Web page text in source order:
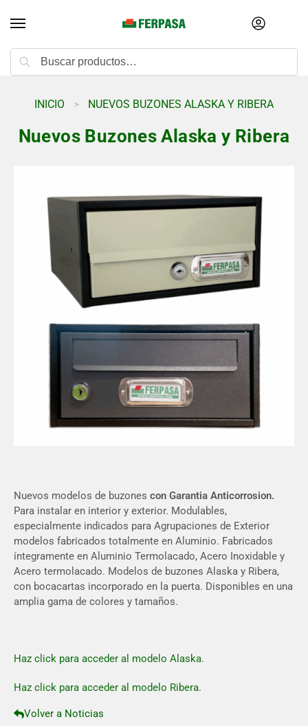
INICIO > NUEVOS BUZONES ALASKA Y RIBERA
Nuevos Buzones Alaska y Ribera
Nuevos modelos de buzones con Garantia Anticorrosion.
Para instalar en interior y exterior. Modulables,
especialmente indicados para Agrupaciones de Exterior
modelos fabricados totalmente en Aluminio. Fabricados
íntegramente en Aluminio Termolacado, Acero Inoxidable y
Acero termolacado. Modelos de buzones Alaska y Ribera,
con bocacartas incorporado en la puerta. Disponibles en una
amplia gama de colores y tamaños.
Haz click para acceder al modelo Alaska.
Haz click para acceder al modelo Ribera.
Volver a Noticias